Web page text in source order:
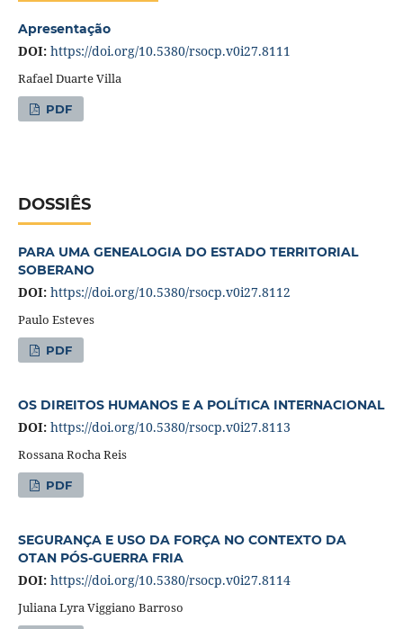
Apresentação
DOI: https://doi.org/10.5380/rsocp.v0i27.8111
Rafael Duarte Villa
PDF
DOSSIÊS
PARA UMA GENEALOGIA DO ESTADO TERRITORIAL
SOBERANO
DOI: https://doi.org/10.5380/rsocp.v0i27.8112
Paulo Esteves
PDF
OS DIREITOS HUMANOS E A POLÍTICA INTERNACIONAL
DOI: https://doi.org/10.5380/rsocp.v0i27.8113
Rossana Rocha Reis
PDF
SEGURANÇA E USO DA FORÇA NO CONTEXTO DA
OTAN PÓS-GUERRA FRIA
DOI: https://doi.org/10.5380/rsocp.v0i27.8114
Juliana Lyra Viggiano Barroso